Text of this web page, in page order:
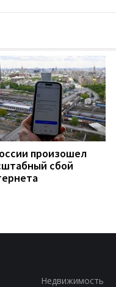
произошел
сбой
Недвижимость